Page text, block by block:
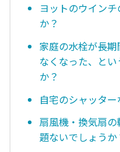
ヨットのウイン
か？
家庭の水栓が長
なくなった、と
か？
自宅のシャッタ
扇風機・換気扇
題ないでしょうか